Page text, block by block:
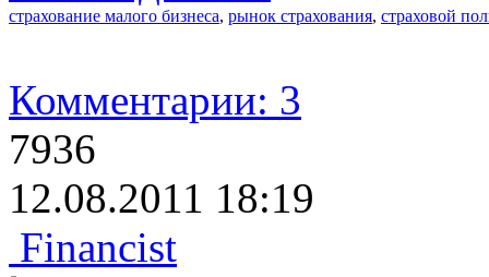
страхование малого бизнеса, рынок страхования, страховой
Комментарии: 3
7936
12.08.2011 18:19
Financist